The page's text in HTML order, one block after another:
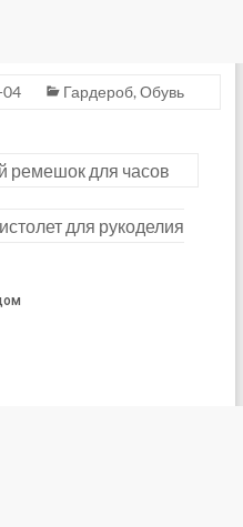
04 Гардероб, Обувь
ремешок для часов
для рукоделия